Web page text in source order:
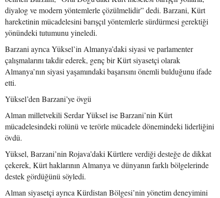
diyalog ve modern yöntemlerle çözülmelidir” dedi. Barzani, Kürt
hareketinin mücadelesini barışçıl yöntemlerle sürdürmesi gerektiği
yönündeki tutumunu yineledi.
Barzani ayrıca Yüksel’in Almanya’daki siyasi ve parlamenter
çalışmalarını takdir ederek, genç bir Kürt siyasetçi olarak
Almanya’nın siyasi yaşamındaki başarısını önemli bulduğunu ifade
etti.
Yüksel’den Barzani’ye övgü
Alman milletvekili Serdar Yüksel ise Barzani’nin Kürt
mücadelesindeki rolünü ve terörle mücadele dönemindeki liderliğini
övdü.
Yüksel, Barzani’nin Rojava’daki Kürtlere verdiği desteğe de dikkat
çekerek, Kürt haklarının Almanya ve dünyanın farklı bölgelerinde
destek gördüğünü söyledi.
Alman siyasetçi ayrıca Kürdistan Bölgesi’nin yönetim deneyimini